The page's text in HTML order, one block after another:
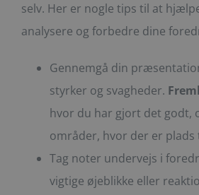
selv. Her er nogle tips til at
analysere og forbedre dine
Gennemgå din
styrker og svagheder.
hvor du har gjort det godt,
områder, hvor der er
Tag noter undervejs i
vigtige øjeblikke eller